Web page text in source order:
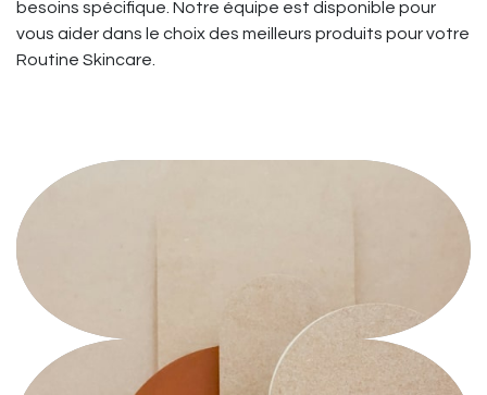
besoins spécifique. Notre équipe est disponible pour
vous aider dans le choix des meilleurs produits pour votre
Routine Skincare.